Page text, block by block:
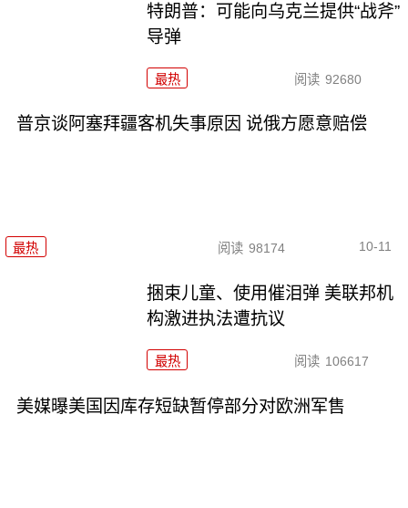
特朗普：可能向乌克兰提供“战斧”
导弹
最热 阅读 92680
普京谈阿塞拜疆客机失事原因 说俄方愿意赔偿
最热 阅读 98174 10-11
捆束儿童、使用催泪弹 美联邦机
构激进执法遭抗议
最热 阅读 106617
美媒曝美国因库存短缺暂停部分对欧洲军售